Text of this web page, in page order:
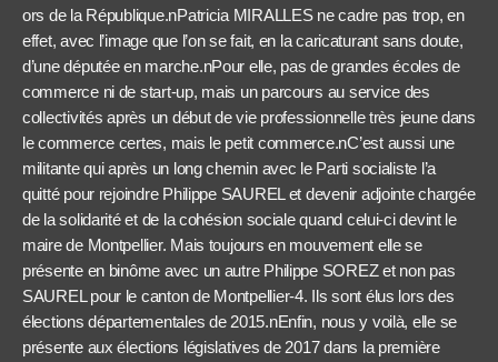
ors de la République.nPatricia MIRALLES ne cadre pas trop, en
effet, avec l’image que l’on se fait, en la caricaturant sans doute,
d’une députée en marche.nPour elle, pas de grandes écoles de
commerce ni de start-up, mais un parcours au service des
collectivités après un début de vie professionnelle très jeune dans
le commerce certes, mais le petit commerce.nC’est aussi une
militante qui après un long chemin avec le Parti socialiste l’a
quitté pour rejoindre Philippe SAUREL et devenir adjointe chargée
de la solidarité et de la cohésion sociale quand celui-ci devint le
maire de Montpellier. Mais toujours en mouvement elle se
présente en binôme avec un autre Philippe SOREZ et non pas
SAUREL pour le canton de Montpellier-4. Ils sont élus lors des
élections départementales de 2015.nEnfin, nous y voilà, elle se
présente aux élections législatives de 2017 dans la première